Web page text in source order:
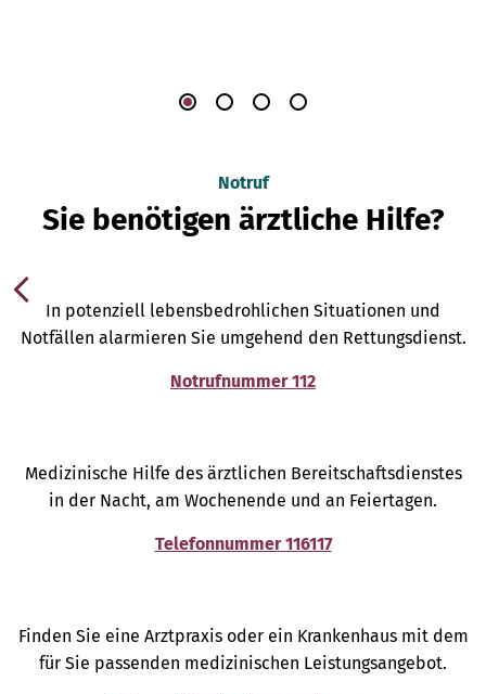
Notruf
Sie benötigen ärztliche Hilfe?
In potenziell lebensbedrohlichen Situationen und
Notfällen alarmieren Sie umgehend den Rettungsdienst.
Notrufnummer 112
Medizinische Hilfe des ärztlichen Bereitschaftsdienstes
in der Nacht, am Wochenende und an Feiertagen.
Telefonnummer 116117
Finden Sie eine Arztpraxis oder ein Krankenhaus mit dem
für Sie passenden medizinischen Leistungsangebot.